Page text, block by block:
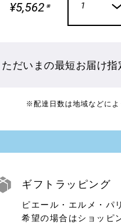
¥5,562※ 1
ただいまの最短お届け指
※配達日数は地域などに
ギフトラッピング
ピエール・エルメ・パ
希望の場合はショッピ